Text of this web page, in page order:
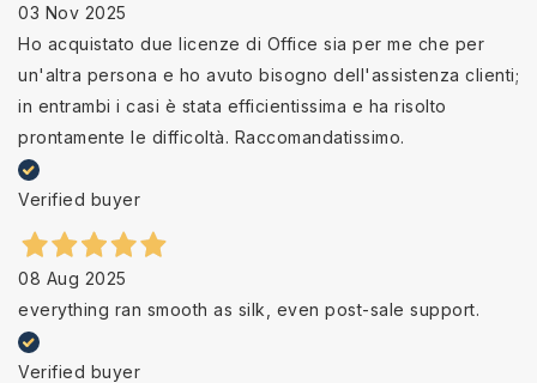
03 Nov 2025
Ho acquistato due licenze di Office sia per me che per
un'altra persona e ho avuto bisogno dell'assistenza clienti;
in entrambi i casi è stata efficientissima e ha risolto
prontamente le difficoltà. Raccomandatissimo.
Verified buyer
08 Aug 2025
everything ran smooth as silk, even post-sale support.
Verified buyer